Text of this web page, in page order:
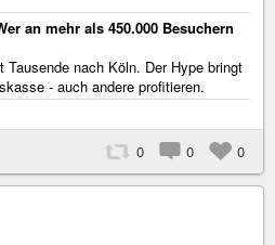
an mehr als 450.000 Besuchern
nach Köln. Der Hype bringt
- auch andere profitieren.
0 0 0